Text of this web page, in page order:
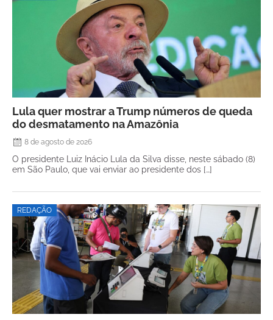
Lula quer mostrar a Trump números de queda
do desmatamento na Amazônia
8 de agosto de 2026
O presidente Luiz Inácio Lula da Silva disse, neste sábado (8)
em São Paulo, que vai enviar ao presidente dos […]
REDAÇÃO